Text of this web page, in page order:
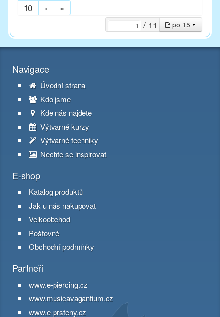
10
› »
po 15
/ 11
Navigace
Úvodní strana
Kdo jsme
Kde nás najdete
Výtvarné kurzy
Výtvarné techniky
Nechte se inspirovat
E-shop
Katalog produktů
Jak u nás nakupovat
Velkoobchod
Poštovné
Obchodní podmínky
Partneři
www.e-piercing.cz
www.musicavagantium.cz
www.e-prsteny.cz